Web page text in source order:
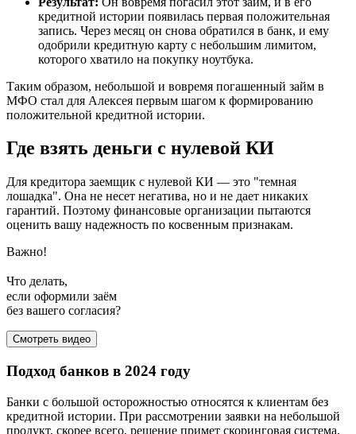
кредитной истории появилась первая положительная
запись. Через месяц он снова обратился в банк, и ему
одобрили кредитную карту с небольшим лимитом,
которого хватило на покупку ноутбука.
Таким образом, небольшой и вовремя погашенный займ в
МФО стал для Алексея первым шагом к формированию
положительной кредитной истории.
Где взять деньги с нулевой КИ
Для кредитора заемщик с нулевой КИ — это "темная
лошадка". Она не несет негатива, но и не дает никаких
гарантий. Поэтому финансовые организации пытаются
оценить вашу надежность по косвенным признакам.
Важно!
Что делать,
если оформили заём
без вашего согласия?
Смотреть видео
Подход банков в 2024 году
Банки с большой осторожностью относятся к клиентам без
кредитной истории. При рассмотрении заявки на небольшой
продукт, скорее всего, решение примет скоринговая система.